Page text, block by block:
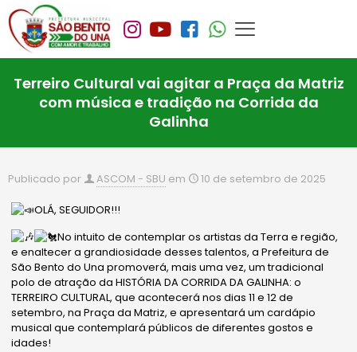
Terreiro Cultural vai agitar a Praça da Matriz
com música e tradição na Corrida da
Galinha
Publicado por ASCOM - SBU em 10 de setembro de 2025
OLÁ, SEGUIDOR!!!
No intuito de contemplar os artistas da Terra e região,
e enaltecer a grandiosidade desses talentos, a Prefeitura de
São Bento do Una promoverá, mais uma vez, um tradicional
polo de atração da HISTÓRIA DA CORRIDA DA GALINHA: o
TERREIRO CULTURAL, que acontecerá nos dias 11 e 12 de
setembro, na Praça da Matriz, e apresentará um cardápio
musical que contemplará públicos de diferentes gostos e
idades!